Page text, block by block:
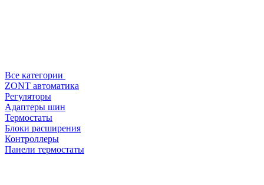
Все категории
ZONT автоматика
Регуляторы
Адаптеры шин
Термостаты
Блоки расширения
Контроллеры
Панели термостаты